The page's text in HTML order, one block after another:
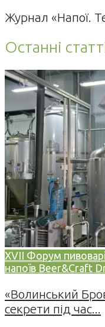
Журнал «Напої.
Останні
XVII Форум
напоїв Beer&Craft
«Волинський
секрети під час...